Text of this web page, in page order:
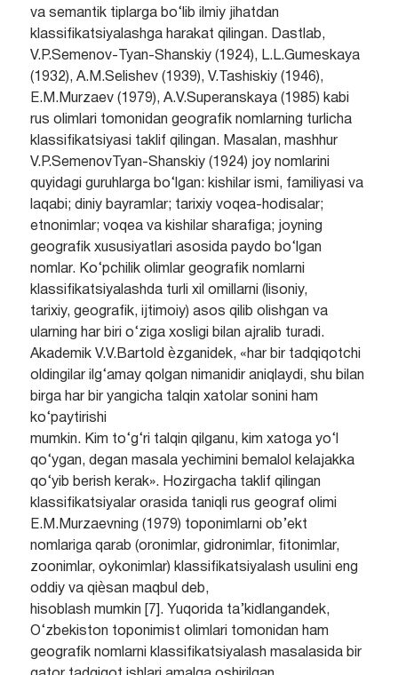
va semantik tiplarga bo‘lib ilmiy jihatdan
klassifikatsiyalashga harakat qilingan. Dastlab,
V.P.Semenov-Tyan-Shanskiy (1924), L.L.Gumeskaya
(1932), A.M.Selishev (1939), V.Tashiskiy (1946),
E.M.Murzaev (1979), A.V.Superanskaya (1985) kabi
rus olimlari tomonidan geografik nomlarning turlicha
klassifikatsiyasi taklif qilingan. Masalan, mashhur
V.P.SemenovTyan-Shanskiy (1924) joy nomlarini
quyidagi guruhlarga bo‘lgan: kishilar ismi, familiyasi va
laqabi; diniy bayramlar; tarixiy voqea-hodisalar;
etnonimlar; voqea va kishilar sharafiga; joyning
geografik xususiyatlari asosida paydo bo‘lgan
nomlar. Ko‘pchilik olimlar geografik nomlarni
klassifikatsiyalashda turli xil omillarni (lisoniy,
tarixiy, geografik, ijtimoiy) asos qilib olishgan va
ularning har biri o‘ziga xosligi bilan ajralib turadi.
Akademik V.V.Bartold ѐzganidek, «har bir tadqiqotchi
oldingilar ilg‘amay qolgan nimanidir aniqlaydi, shu bilan
birga har bir yangicha talqin xatolar sonini ham
ko‘paytirishi
mumkin. Kim to‘g‘ri talqin qilganu, kim xatoga yo‘l
qo‘ygan, degan masala yechimini bemalol kelajakka
qo‘yib berish kerak». Hozirgacha taklif qilingan
klassifikatsiyalar orasida taniqli rus geograf olimi
E.M.Murzaevning (1979) toponimlarni ob’ekt
nomlariga qarab (oronimlar, gidronimlar, fitonimlar,
zoonimlar, oykonimlar) klassifikatsiyalash usulini eng
oddiy va qiѐsan maqbul deb,
hisoblash mumkin [7]. Yuqorida ta’kidlangandek,
O‘zbekiston toponimist olimlari tomonidan ham
geografik nomlarni klassifikatsiyalash masalasida bir